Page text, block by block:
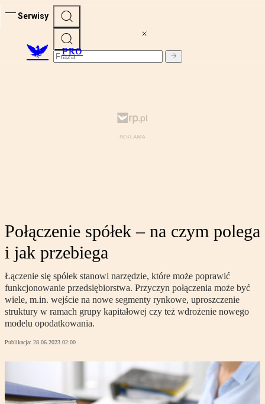
Serwisy
PRO
Połączenie spółek – na czym polega
i jak przebiega
Łączenie się spółek stanowi narzędzie, które może poprawić
funkcjonowanie przedsiębiorstwa. Przyczyn połączenia może być
wiele, m.in. wejście na nowe segmenty rynkowe, uproszczenie
struktury w ramach grupy kapitałowej czy też wdrożenie nowego
modelu opodatkowania.
Publikacja: 28.06.2023 02:00